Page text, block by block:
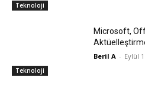
Teknoloji
Teknoloji
Microsoft,
Beril A - Eylül